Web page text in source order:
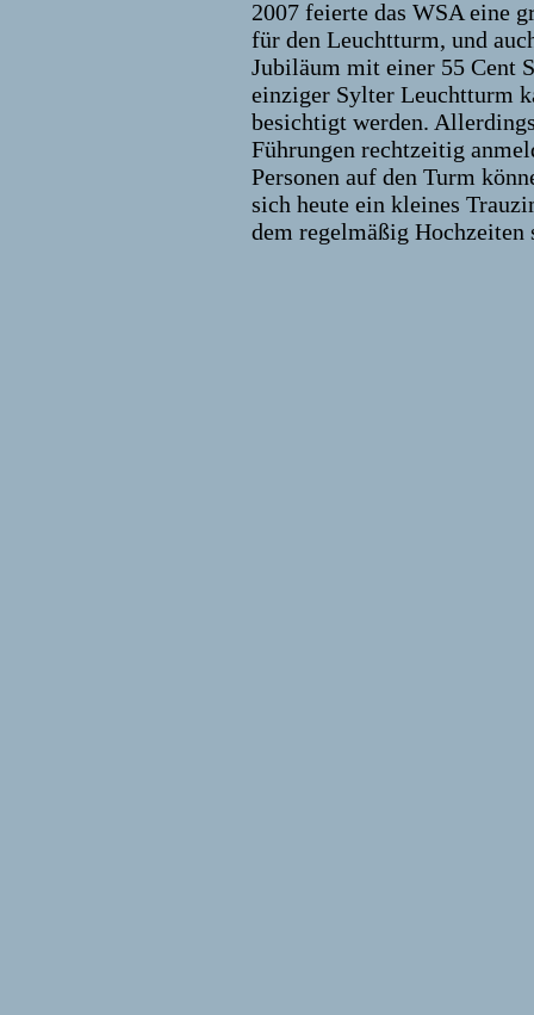
2007 feierte das WSA eine
für den Leuchtturm, und
Jubiläum mit einer 55 Cent
einziger Sylter Leuchtturm
besichtigt werden.
Führungen rechtzeitig
Personen auf den Turm
sich heute ein kleines
dem regelmäßig Hochzeiten